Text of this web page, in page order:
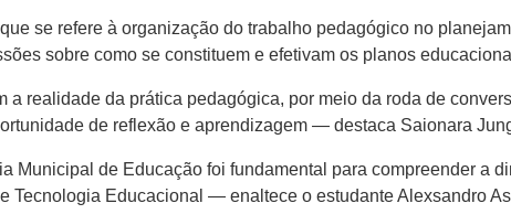
se refere à organização do trabalho pedagógico no
sobre como se constituem e efetivam os planos
realidade da prática pedagógica, por meio da roda de
de reflexão e aprendizagem — destaca Saionara
Municipal de Educação foi fundamental para compreender a
Tecnologia Educacional — enaltece o estudante Alexsandro